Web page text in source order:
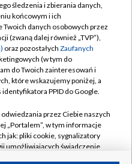
TVP
śledzenia i zbierania danych,
końcowym i ich
danych osobowych przez
(zwaną dalej również „TVP”),
oraz pozostałych Zaufanych
(w tym do
do Twoich zainteresowań i
które wskazujemy poniżej, a
PPID do Google.
przez Ciebie naszych
„Portalem”, w tym informacje
jak: pliki cookie, sygnalizatory
umożliwiających świadczenie